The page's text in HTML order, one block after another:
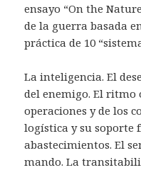
ensayo “On the
de la guerra basada
práctica de 10
La inteligencia. El
del enemigo. El ritmo
operaciones y de los
logística y su soporte
abastecimientos. El
mando. La